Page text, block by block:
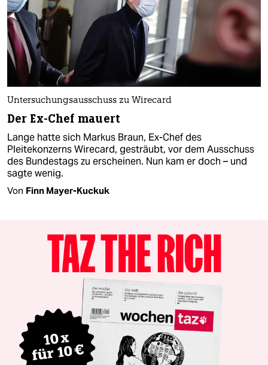
Untersuchungsausschuss zu Wirecard
Der Ex-Chef mauert
Lange hatte sich Markus Braun, Ex-Chef des
Pleitekonzerns Wirecard, gesträubt, vor dem Ausschuss
des Bundestags zu erscheinen. Nun kam er doch – und
sagte wenig.
Von Finn Mayer-Kuckuk